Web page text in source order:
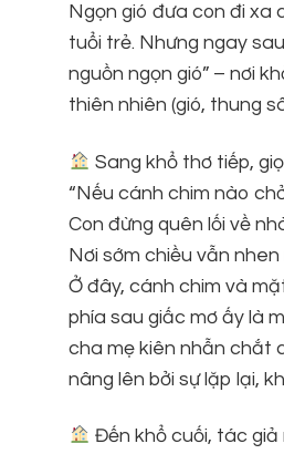
Ngọn gió đưa con đi xa
tuổi trẻ. Nhưng ngay
nguồn ngọn gió” – nơi
thiên nhiên (gió, thung
Sang khổ thơ tiếp,
“Nếu cánh chim nào
Con đừng quên lối về
Nơi sớm chiều vẫn nhen
Ở đây, cánh chim và
phía sau giấc mơ ấy là
cha mẹ kiên nhẫn chắt
nâng lên bởi sự lặp lại,
Đến khổ cuối, tác giả